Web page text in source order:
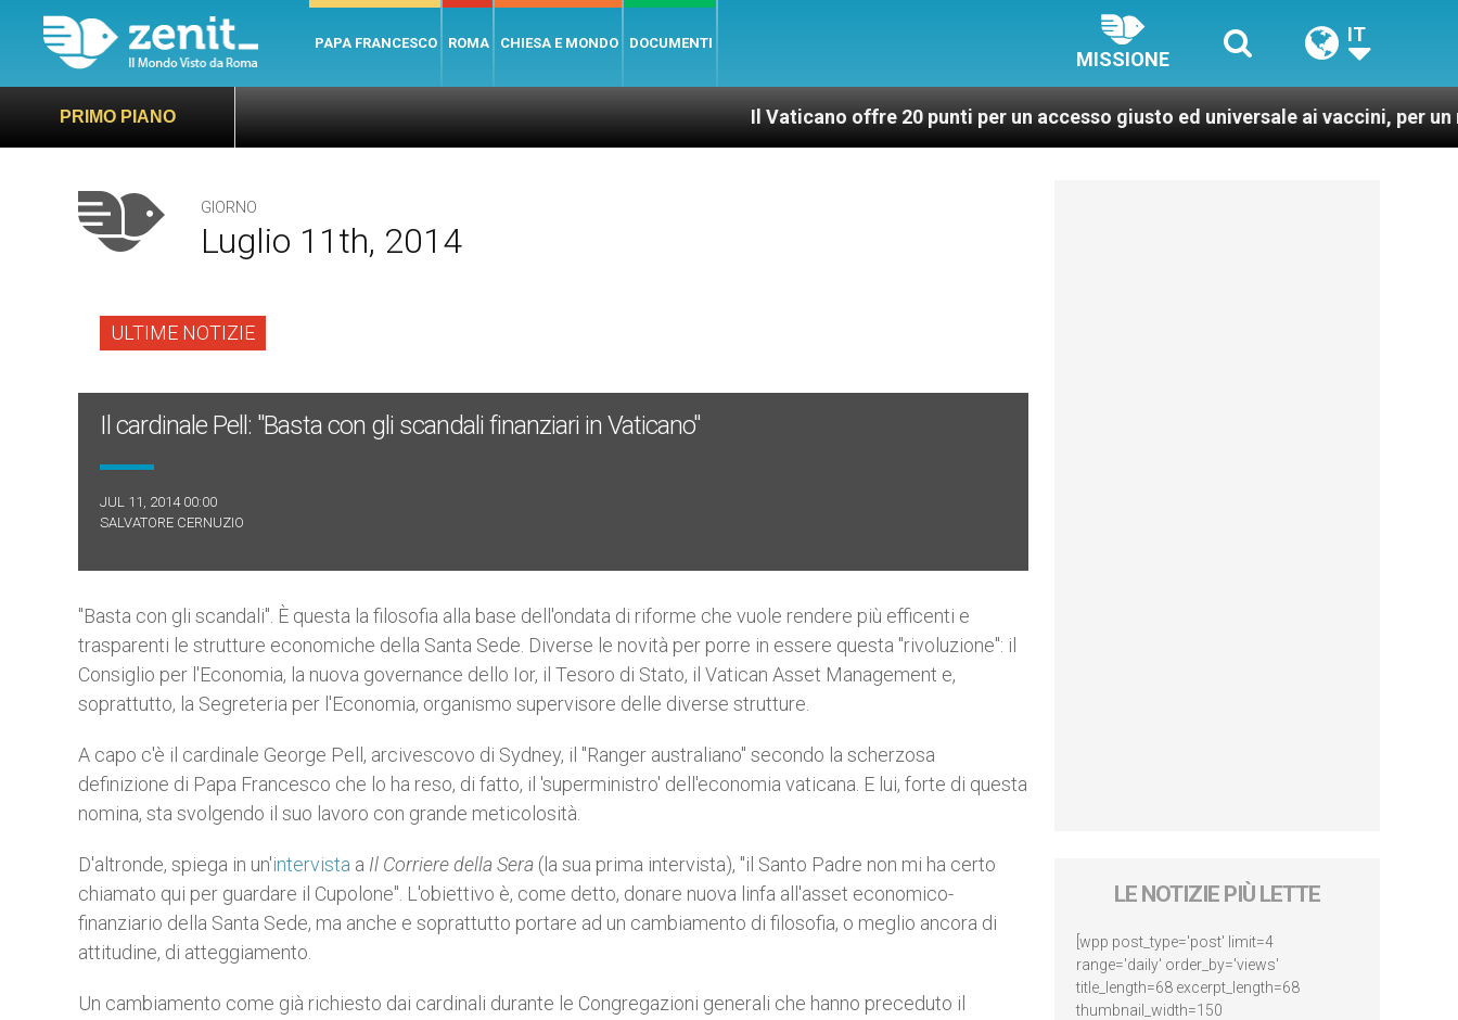
PAPA FRANCESCO ROMA CHIESA E MONDO DOCUMENTI
MISSIONE
IT
PRIMO PIANO Il Vaticano offre 20 punti per un accesso giusto ed universale ai vaccini, per un mondo
GIORNO
Luglio 11th, 2014
ULTIME NOTIZIE
Il cardinale Pell: "Basta con gli scandali finanziari in Vaticano"
JUL 11, 2014 00:00
SALVATORE CERNUZIO
"Basta con gli scandali". È questa la filosofia alla base dell'ondata di riforme che vuole rendere più efficenti e
trasparenti le strutture economiche della Santa Sede. Diverse le novità per porre in essere questa "rivoluzione": il
Consiglio per l'Economia, la nuova governance dello Ior, il Tesoro di Stato, il Vatican Asset Management e,
soprattutto, la Segreteria per l'Economia, organismo supervisore delle diverse strutture.
A capo c'è il cardinale George Pell, arcivescovo di Sydney, il "Ranger australiano" secondo la scherzosa
definizione di Papa Francesco che lo ha reso, di fatto, il 'superministro' dell'economia vaticana. E lui, forte di questa
nomina, sta svolgendo il suo lavoro con grande meticolosità.
D'altronde, spiega in un'intervista a Il Corriere della Sera (la sua prima intervista), "il Santo Padre non mi ha certo
chiamato qui per guardare il Cupolone". L'obiettivo è, come detto, donare nuova linfa all'asset economico-
finanziario della Santa Sede, ma anche e soprattutto portare ad un cambiamento di filosofia, o meglio ancora di
attitudine, di atteggiamento.
Un cambiamento come già richiesto dai cardinali durante le Congregazioni generali che hanno preceduto il
LE NOTIZIE PIÙ LETTE
[wpp post_type='post' limit=4
range='daily' order_by='views'
title_length=68 excerpt_length=68
thumbnail_width=150